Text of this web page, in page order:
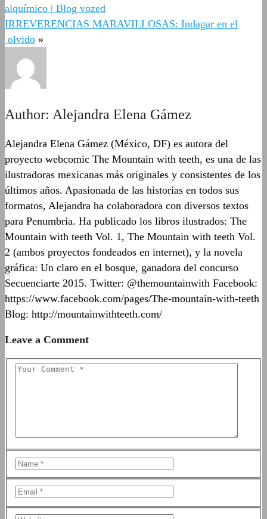
alquímico | Blog vozed
IRREVERENCIAS MARAVILLOSAS: Indagar en el
olvido »
Author: Alejandra Elena Gámez
Alejandra Elena Gámez (México, DF) es autora del
proyecto webcomic The Mountain with teeth, es una de las
ilustradoras mexicanas más originales y consistentes de los
últimos años. Apasionada de las historias en todos sus
formatos, Alejandra ha colaboradora con diversos textos
para Penumbria. Ha publicado los libros ilustrados: The
Mountain with teeth Vol. 1, The Mountain with teeth Vol.
2 (ambos proyectos fondeados en internet), y la novela
gráfica: Un claro en el bosque, ganadora del concurso
Secuenciarte 2015. Twitter: @themountainwith Facebook:
https://www.facebook.com/pages/The-mountain-with-teeth
Blog: http://mountainwithteeth.com/
Leave a Comment